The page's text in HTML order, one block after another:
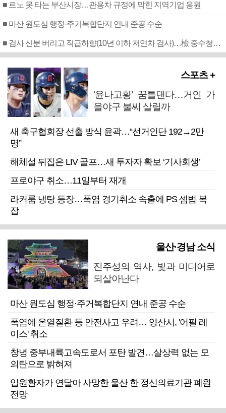
■ 르노 못 타는 부산시장…관용차 규정에 막힌 지역기업 응원
■ 마산 원도심 행정·주거복합단지 연내 준공 수순
■ 검사 신분 버리고 직급하향(10년 이하 저연차 검사)…檢 중수청행 기피
스포츠 +
‘윤나고황’ 꿈틀댄다…거인 가
을야구 불씨 살릴까
새 축구협회장 선출 방식 윤곽…“선거인단 192→2만
명”
해체설 뒤집은 LIV 골프…새 투자자 확보 ‘기사회생’
프로야구 취소…11일부터 재개
라커룸 냉탕 등장…폭염 경기취소 속출에 PS 셈법 복
잡
울산·경남 소식
진주성의 역사, 빛과 미디어로
되살아난다
마산 원도심 행정·주거복합단지 연내 준공 수순
폭염에 온열질환 등 안전사고 우려… 양산시, '어필 레
이스' 취소
창녕 중부내륙고속도로서 포탄 발견…살상력 없는 모
의탄으로 밝혀져
입원환자가 연달아 사망한 울산 한 정신의료기관 폐원
전망